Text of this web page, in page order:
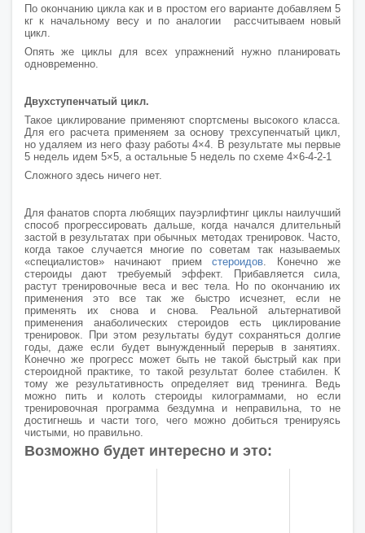
По окончанию цикла как и в простом его варианте добавляем 5
кг к начальному весу и по аналогии рассчитываем новый
цикл.
Опять же циклы для всех упражнений нужно планировать
одновременно.
Двухступенчатый цикл.
Такое циклирование применяют спортсмены высокого класса.
Для его расчета применяем за основу трехсупенчатый цикл,
но удаляем из него фазу работы 4×4. В результате мы первые
5 недель идем 5×5, а остальные 5 недель по схеме 4×6-4-2-1
Сложного здесь ничего нет.
Для фанатов спорта любящих пауэрлифтинг циклы наилучший
способ прогрессировать дальше, когда начался длительный
застой в результатах при обычных методах тренировок. Часто,
когда такое случается многие по советам так называемых
«специалистов» начинают приемстероидов. Конечно же
стероиды дают требуемый эффект. Прибавляется сила,
растут тренировочные веса и вес тела. Но по окончанию их
применения это все так же быстро исчезнет, если не
применять их снова и снова. Реальной альтернативой
применения анаболических стероидов есть циклирование
тренировок. При этом результаты будут сохраняться долгие
годы, даже если будет вынужденный перерыв в занятиях.
Конечно же прогресс может быть не такой быстрый как при
стероидной практике, то такой результат более стабилен. К
тому же результативность определяет вид тренинга. Ведь
можно пить и колоть стероиды килограммами, но если
тренировочная программа бездумна и неправильна, то не
достигнешь и части того, чего можно добиться тренируясь
чистыми, но правильно.
Возможно будет интересно и это: